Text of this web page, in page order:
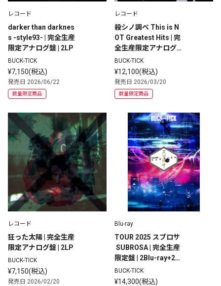
レコード
darker than darknes
s -style93- | 完全生産
限定アナログ盤 | 2LP
BUCK-TICK
¥7,150(税込)
発売日 2026/06/22
数量限定商品
レコード
殺シノ調べ This is N
OT Greatest Hits | 完
全生産限定アナログ盤
| 3LP
BUCK-TICK
¥12,100(税込)
発売日 2026/03/20
数量限定商品
レコード
狂った太陽 | 完全生産
限定アナログ盤 | 2LP
BUCK-TICK
¥7,150(税込)
発売日 2026/02/20
Blu-ray
TOUR 2025 スブロサ
SUBROSA | 完全生産
限定盤 | 2Blu-ray+2S
HM-CD +PHOTOBOO
K
BUCK-TICK
¥14,300(税込)